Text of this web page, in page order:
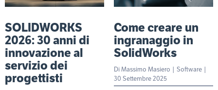
SOLIDWORKS
2026: 30 anni di
innovazione al
servizio dei
progettisti
Come creare un
ingranaggio in
SolidWorks
DiMassimo Masiero | Software |
30 Settembre 2025